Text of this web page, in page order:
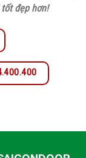
đẹp hơn!